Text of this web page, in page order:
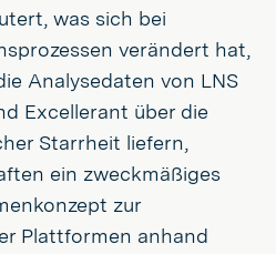
was sich bei
verändert hat,
Analysedaten von LNS
Excellerant über die
Starrheit liefern,
ein zweckmäßiges
zur
Plattformen anhand